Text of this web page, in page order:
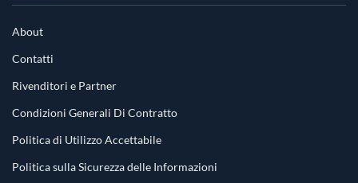
About
Contatti
Rivenditori e Partner
Condizioni Generali Di Contratto
Politica di Utilizzo Accettabile
Politica sulla Sicurezza delle Informazioni